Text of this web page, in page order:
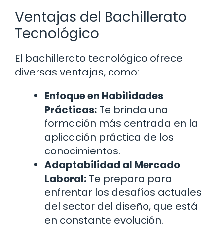
Ventajas del Bachillerato
Tecnológico
El bachillerato tecnológico ofrece
diversas ventajas, como:
Enfoque en Habilidades
Prácticas: Te brinda una
formación más centrada en la
aplicación práctica de los
conocimientos.
Adaptabilidad al Mercado
Laboral: Te prepara para
enfrentar los desafíos actuales
del sector del diseño, que está
en constante evolución.